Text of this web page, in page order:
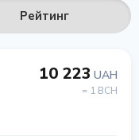
Рейтинг
10 223 UAH
= 1 BCH